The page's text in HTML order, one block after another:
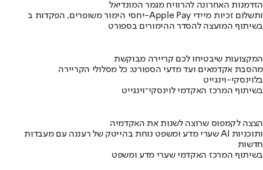
הזדמנות האחרונה להרוויח מגמר המונדיאל
יחסי הימור משופרים, הפקדות ב-Apple Pay ותשלום זכיות מיידי
בשיתוף המועצה להסדר ההימורים בספורט
המקצועות שיבטיחו לכם קריירה מבוקשת
מהסבת אקדמאים ועד מדעי הספורט: כל מסלולי הקריירה
בלוינסקי-וינגייט
בשיתוף המרכז האקדמי לוינסקי־וינגייט
הצצה לקמפוס שרוצה לשנות את האקדמיה
שערי מדע ומשפט נוחת בהייטק של רעננה עם מעבדות AI ותוכניות
חדשות
בשיתוף המרכז האקדמי שערי מדע ומשפט